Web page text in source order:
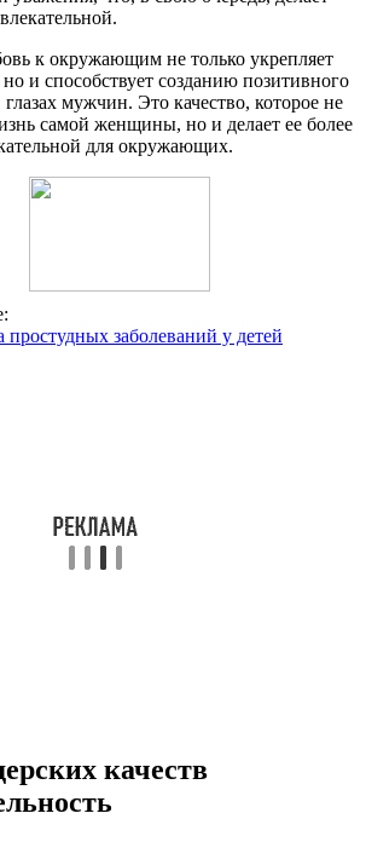
к окружающим не только укрепляет
и способствует созданию позитивного
мужчин. Это качество, которое не
самой женщины, но и делает ее более
для окружающих.
заболеваний у детей
качеств